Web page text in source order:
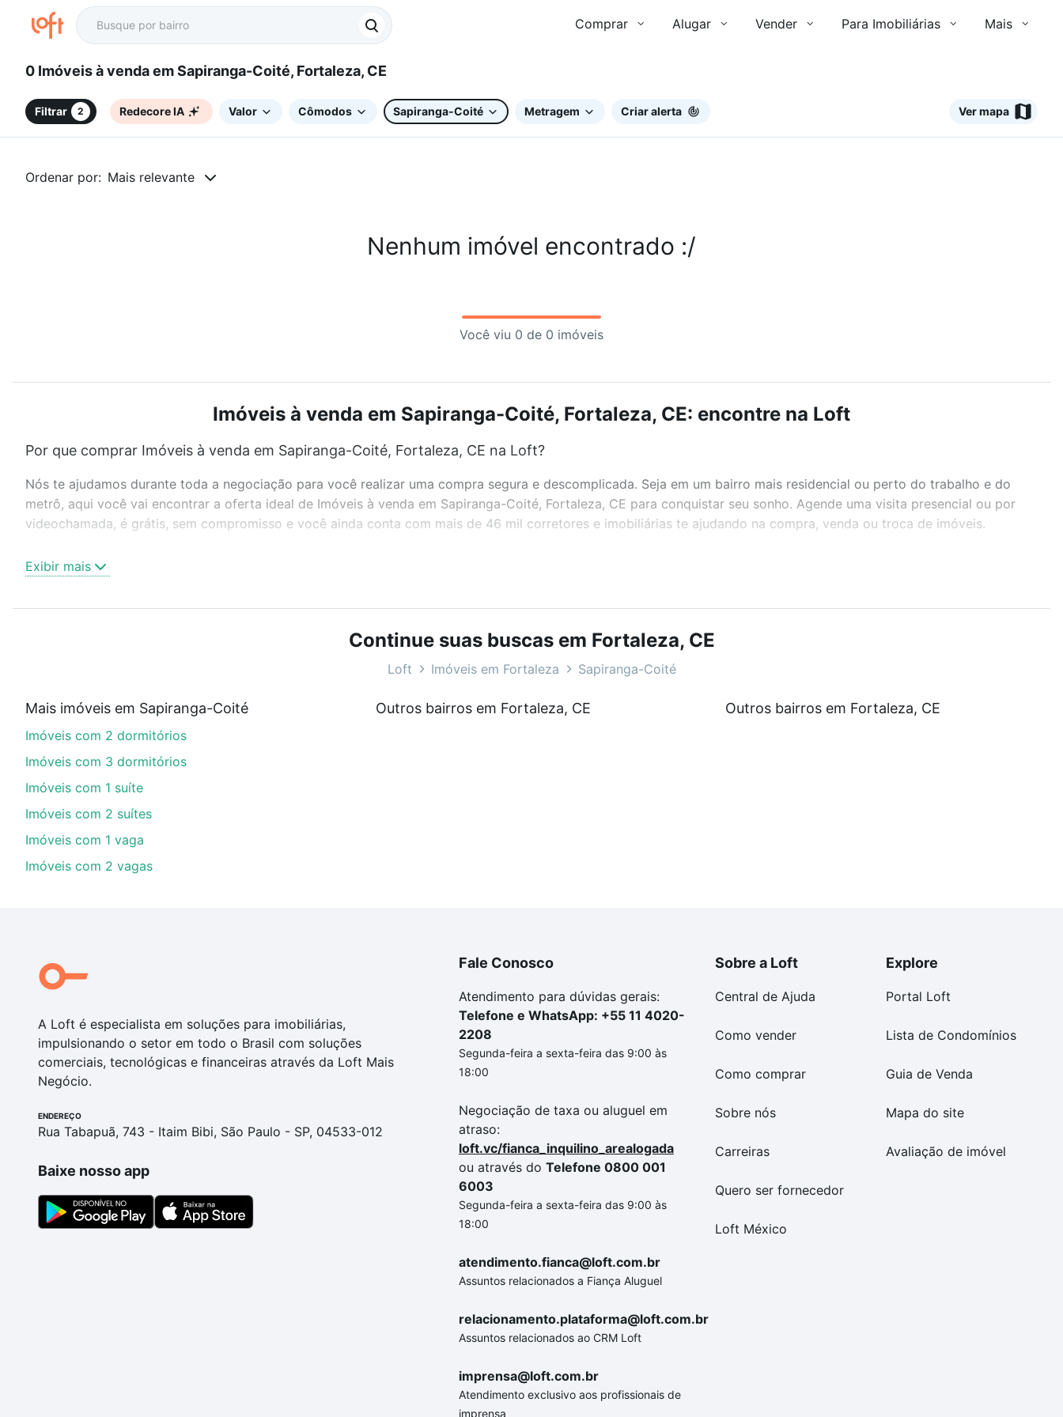
Comprar Alugar Vender Para Imobiliárias Mais
0 Imóveis à venda em Sapiranga-Coité, Fortaleza, CE
Filtrar 2 Redecore IA Valor Cômodos Sapiranga-Coité Metragem Criar alerta Ver mapa
Ordenar por: Mais relevante
Nenhum imóvel encontrado :/
Você viu 0 de 0 imóveis
Imóveis à venda em Sapiranga-Coité, Fortaleza, CE: encontre na Loft
Por que comprar Imóveis à venda em Sapiranga-Coité, Fortaleza, CE na Loft?
Nós te ajudamos durante toda a negociação para você realizar uma compra segura e descomplicada. Seja em um bairro mais residencial ou perto do trabalho e do
metrô, aqui você vai encontrar a oferta ideal de Imóveis à venda em Sapiranga-Coité, Fortaleza, CE para conquistar seu sonho. Agende uma visita presencial ou por
videochamada, é grátis, sem compromisso e você ainda conta com mais de 46 mil corretores e imobiliárias te ajudando na compra, venda ou troca de imóveis.
ou sem vaga de garagem para combinar perfeitamente com o preço, metragem e comodidades, como piscina, academia, salão de festas ou área verde e encontrar
Imóveis à venda em Sapiranga-Coité, Fortaleza, CE ideal para você na Loft.
Qual o preço de Imóveis à venda em Sapiranga-Coité, Fortaleza, CE?
Aqui na Loft temos a oferta ideal para você, com Imóveis à venda em Sapiranga-Coité, Fortaleza, CE que custam a partir de R$ 0 e com nossas opções de
financiamento imobiliário as parcelas podem se adequar ao seu orçamento. Se ainda tem alguma dúvida dos custos envolvidos no processo de compra, veja em nosso
portal quanto custa comprar um apartamento
Exibir mais
Continue suas buscas em Fortaleza, CE
Loft Imóveis em Fortaleza Sapiranga-Coité
Mais imóveis em Sapiranga-Coité
Imóveis com 2 dormitórios
Imóveis com 3 dormitórios
Imóveis com 1 suíte
Imóveis com 2 suítes
Imóveis com 1 vaga
Imóveis com 2 vagas
Outros bairros em Fortaleza, CE Outros bairros em Fortaleza, CE
A Loft é especialista em soluções para imobiliárias,
impulsionando o setor em todo o Brasil com soluções
comerciais, tecnológicas e financeiras através da Loft Mais
Negócio.
ENDEREÇO
Rua Tabapuã, 743 - Itaim Bibi, São Paulo - SP, 04533-012
Baixe nosso app
Fale Conosco
Atendimento para dúvidas gerais:
Telefone e WhatsApp: +55 11 4020-
2208
Segunda-feira a sexta-feira das 9:00 às
18:00
Negociação de taxa ou aluguel em
atraso:
loft.vc/fianca_inquilino_arealogada
ou através do Telefone 0800 001
6003
Segunda-feira a sexta-feira das 9:00 às
18:00
atendimento.fianca@loft.com.br
Assuntos relacionados a Fiança Aluguel
relacionamento.plataforma@loft.com.br
Assuntos relacionados ao CRM Loft
imprensa@loft.com.br
Atendimento exclusivo aos profissionais de
imprensa
Sobre a Loft
Central de Ajuda
Como vender
Como comprar
Sobre nós
Carreiras
Quero ser fornecedor
Loft México
Explore
Portal Loft
Lista de Condomínios
Guia de Venda
Mapa do site
Avaliação de imóvel